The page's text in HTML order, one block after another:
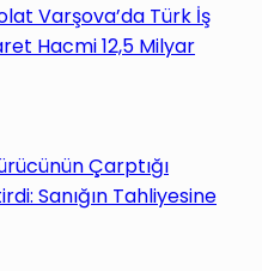
Varşova’da Türk İş
Hacmi 12,5 Milyar
Çarptığı
Sanığın Tahliyesine